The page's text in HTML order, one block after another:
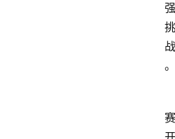
强
挑
战
。
赛